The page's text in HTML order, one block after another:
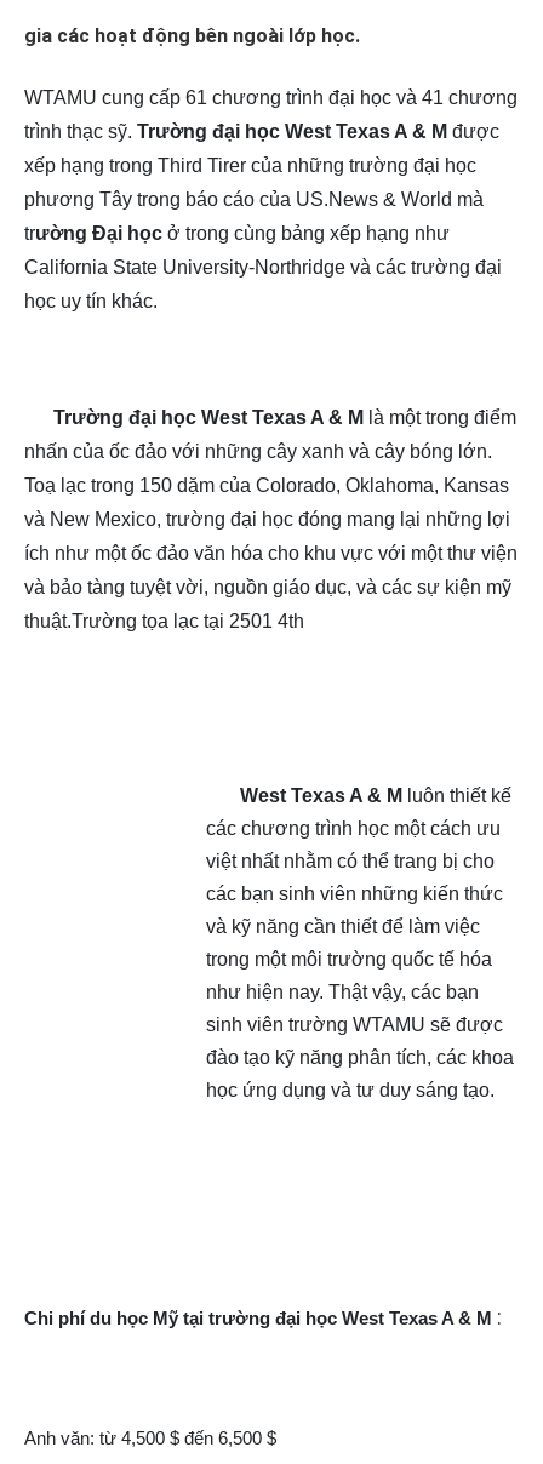
gia các hoạt động bên ngoài lớp học.
WTAMU cung cấp 61 chương trình đại học và 41 chương
trình thạc sỹ. Trường đại học West Texas A & M được
xếp hạng trong Third Tirer của những trường đại học
phương Tây trong báo cáo của US.News & World mà
trường Đại học ở trong cùng bảng xếp hạng như
California State University-Northridge và các trường đại
học uy tín khác.
Trường đại học West Texas A & M là một trong điểm
nhấn của ốc đảo với những cây xanh và cây bóng lớn.
Toạ lạc trong 150 dặm của Colorado, Oklahoma, Kansas
và New Mexico, trường đại học đóng mang lại những lợi
ích như một ốc đảo văn hóa cho khu vực với một thư viện
và bảo tàng tuyệt vời, nguồn giáo dục, và các sự kiện mỹ
thuật.Trường tọa lạc tại 2501 4th
West Texas A & M
luôn thiết kế
các chương trình học một cách ưu
việt nhất nhằm có thể trang bị cho
các bạn sinh viên những kiến thức
và kỹ năng cần thiết để làm việc
trong một môi trường quốc tế hóa
như hiện nay. Thật vậy, các bạn
sinh viên trường WTAMU sẽ được
đào tạo kỹ năng phân tích, các khoa
học ứng dụng và tư duy sáng tạo.
Chi phí du học Mỹ tại trường đại học West Texas A & M :
Anh văn: từ 4,500 $ đến 6,500 $